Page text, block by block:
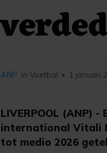
LIVERPOOL (ANP)
international Vitali
tot medio 2026
ANP in Voetbal • 1 januari